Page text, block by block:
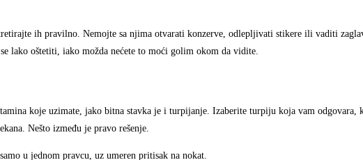
ih pravilno. Nemojte sa njima otvarati konzerve, odlepljivati stikere ili vaditi
lako oštetiti, iako možda nećete to moći golim okom da vidite.
koje uzimate, jako bitna stavka je i turpijanje. Izaberite turpiju koja vam odgovara,
Nešto između je pravo rešenje.
u jednom pravcu, uz umeren pritisak na nokat.